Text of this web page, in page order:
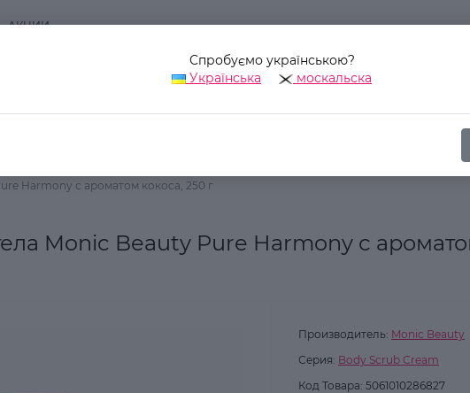
АКЦИИ
товаров
косметика
Harmony с ароматом кокоса, 250 г
Спробуємо українською?
Українська
москальска
Monic Beauty Pure Harmony с
Производитель: Monic Beauty
Серия: Body Scrub Cream
Код Товара: 5061010286827